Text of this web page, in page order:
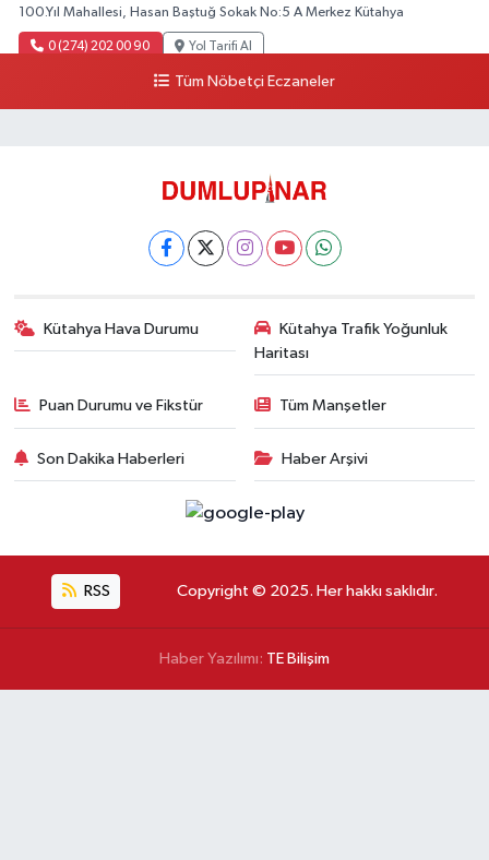
100.Yıl Mahallesi, Hasan Baştuğ Sokak No:5 A Merkez Kütahya
0 (274) 202 00 90 Yol Tarifi Al
Tüm Nöbetçi Eczaneler
Kütahya Hava Durumu
Kütahya Trafik Yoğunluk
Haritası
Puan Durumu ve Fikstür Tüm Manşetler
Son Dakika Haberleri Haber Arşivi
RSS Copyright © 2025. Her hakkı saklıdır.
Haber Yazılımı: TE Bilişim